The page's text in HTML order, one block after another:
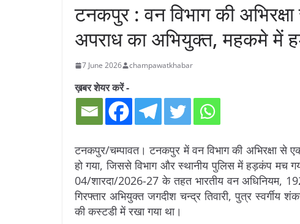
टनकपुर : वन विभाग की
अपराध का अभियुक्त, महकमे में
7 June 2026 champawatkhabar
ख़बर शेयर करें -
टनकपुर/चम्पावत। टनकपुर में वन विभाग की अभिरक्षा से
हो गया, जिससे विभाग और स्थानीय पुलिस में हड़कंप मच
04/शारदा/2026-27 के तहत भारतीय वन अधिनियम,
गिरफ्तार अभियुक्त जगदीश चन्द्र तिवारी, पुत्र स्वर्गीय
की कस्टडी में रखा गया था।